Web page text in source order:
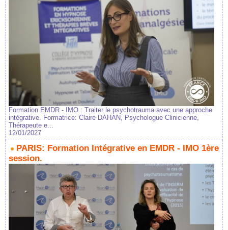
Formation EMDR - IMO : Traiter le psychotrauma avec une approche
intégrative. Formatrice: Claire DAHAN, Psychologue Clinicienne,
Thérapeute e...
12/01/2027
PARIS: Formation Intégrative en EMDR - IMO 1ère
session.